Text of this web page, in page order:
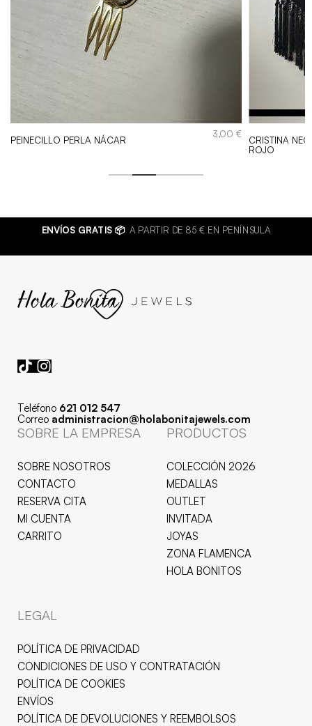
PEINECILLO PERLA NÁCAR
3,00€
CRISTINA
ROJO
ENVÍOS GRATIS 📦 A PARTIR DE 85 € EN PENÍNSULA
Teléfono 621 012 547
Correo administracion@holabonitajewels.com
SOBRE LA EMPRESA
SOBRE NOSOTROS
CONTACTO
RESERVA CITA
MI CUENTA
CARRITO
PRODUCTOS
COLECCIÓN 2026
MEDALLAS
OUTLET
INVITADA
JOYAS
ZONA FLAMENCA
HOLA BONITOS
LEGAL
POLÍTICA DE PRIVACIDAD
CONDICIONES DE USO Y CONTRATACIÓN
POLÍTICA DE COOKIES
ENVÍOS
POLÍTICA DE DEVOLUCIONES Y REEMBOLSOS